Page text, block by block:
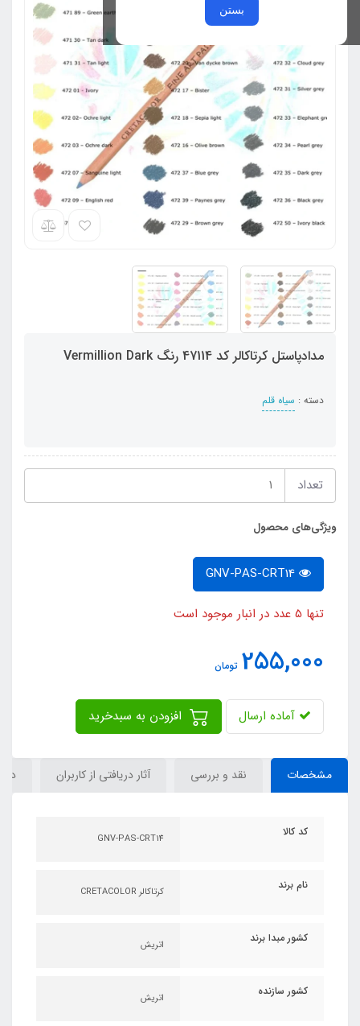
بستن
مدادپاستل کرتاکالر کد 47114 رنگ Vermillion Dark
دسته : سیاه قلم
تعداد
ویژگی‌های محصول
تنها 5 عدد در انبار موجود است
255,000 تومان
آماده ارسال
مشخصات نقد و بررسی آثار دریافتی از کاربران
کد کالا GNV-PAS-CRT14
نام برند کرتاکالر CRETACOLOR
کشور مبدا برند اتریش
کشور سازنده اتریش